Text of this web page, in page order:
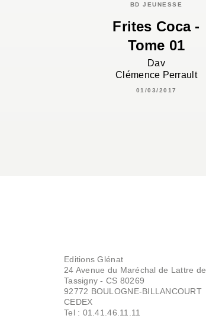
BD JEUNESSE
Frites Coca -
Tome 01
Dav
Clémence Perrault
01/03/2017
Editions Glénat
24 Avenue du Maréchal de Lattre de
Tassigny - CS 80269
92772 BOULOGNE-BILLANCOURT
CEDEX
Tel : 01.41.46.11.11